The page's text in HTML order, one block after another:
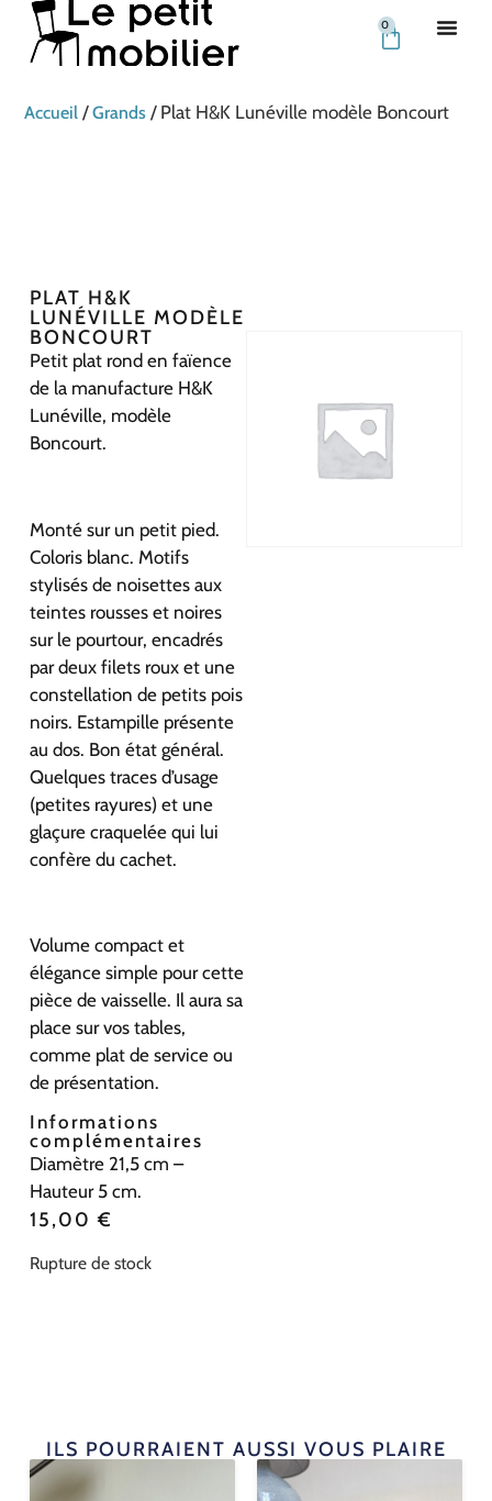
0
Accueil /Grands / Plat H&K Lunéville modèle Boncourt
PLAT H&K
LUNÉVILLE MODÈLE
BONCOURT
Petit plat rond en faïence
de la manufacture H&K
Lunéville, modèle
Boncourt.
Monté sur un petit pied.
Coloris blanc. Motifs
stylisés de noisettes aux
teintes rousses et noires
sur le pourtour, encadrés
par deux filets roux et une
constellation de petits pois
noirs. Estampille présente
au dos. Bon état général.
Quelques traces d’usage
(petites rayures) et une
glaçure craquelée qui lui
confère du cachet.
Volume compact et
élégance simple pour cette
pièce de vaisselle. Il aura sa
place sur vos tables,
comme plat de service ou
de présentation.
Informations
complémentaires
Diamètre 21,5 cm –
Hauteur 5 cm.
15,00€
Rupture de stock
ILS POURRAIENT AUSSI VOUS PLAIRE